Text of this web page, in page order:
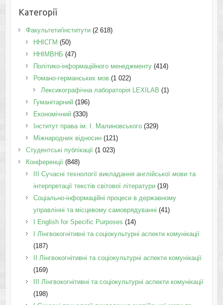
Категорії
Факультети/інститути(2 618)
ННІСГМ (50)
ННІМВНБ (47)
Політико-інформаційного менеджменту(414)
Романо-германських мов(1 022)
Лексикографічна лабораторія LEXILAB (1)
Гуманітарний(196)
Економічний(330)
Інститут права ім. І. Малиновського(329)
Міжнародних відносин(121)
Студентські публікації(1 023)
Конференції(848)
III Сучасні технології викладання англійської мови та
інтерпретації текстів світової літератури(19)
Соціально-інформаційні процеси в державному
управлінні та місцевому самоврядуванні (41)
І English for Specific Purposes (14)
I Лінгвокогнітивні та соціокультурні аспекти комунікації
(187)
IІ Лінгвокогнітивні та соціокультурні аспекти комунікації
(169)
IІI Лінгвокогнітивні та соціокультурні аспекти комунікації
(198)